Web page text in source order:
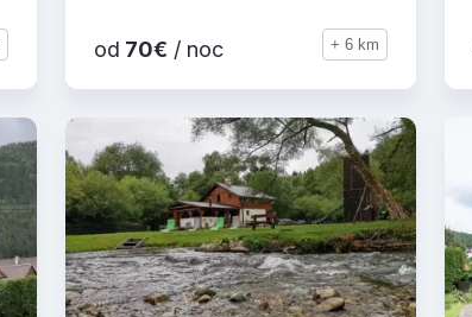
od 70€ / noc + 6 km